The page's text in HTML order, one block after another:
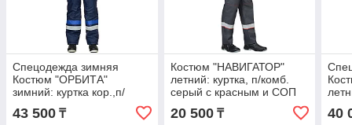
Спецодежда зимняя
Костюм "ОРБИТА"
зимний: куртка кор.,п/
комб. синий с
васильковым и СОП
43 500 ₸
Костюм "НАВИГАТОР"
летний: куртка, п/комб.
серый с красным и СОП
20 500₸
СОП
40